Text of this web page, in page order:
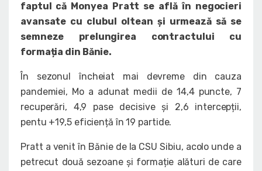
faptul că Monyea Pratt se află în negocieri
avansate cu clubul oltean și urmează să se
semneze prelungirea contractului cu
formația din Bănie.
În sezonul încheiat mai devreme din cauza
pandemiei, Mo a adunat medii de 14,4 puncte, 7
recuperări, 4,9 pase decisive și 2,6 intercepții,
pentu +19,5 eficiență în 19 partide.
Pratt a venit în Bănie de la CSU Sibiu, acolo unde a
petrecut două sezoane și formație alături de care